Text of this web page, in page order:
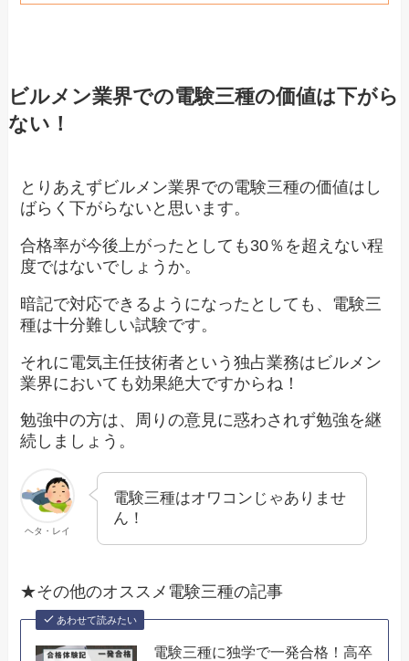
ビルメン業界での電験三種の価値は下がら
ない！
とりあえずビルメン業界での電験三種の価値はし
ばらく下がらないと思います。
合格率が今後上がったとしても30％を超えない程
度ではないでしょうか。
暗記で対応できるようになったとしても、電験三
種は十分難しい試験です。
それに電気主任技術者という独占業務はビルメン
業界においても効果絶大ですからね！
勉強中の方は、周りの意見に惑わされず勉強を継
続しましょう。
ヘタ・レイ
電験三種はオワコンじゃありませ
ん！
★その他のオススメ電験三種の記事
あわせて読みたい
電験三種に独学で一発合格！高卒